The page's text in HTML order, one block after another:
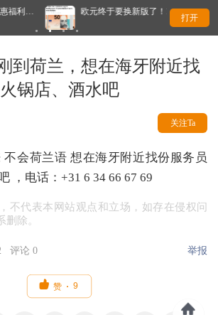
元终于要换新版了！10套新设计公布，你最喜欢哪一款？
打开
到荷兰，想在海牙附近找
锅店、酒水吧
关注Ta
会荷兰语 想在海牙附近找份服务员
，电话：+31 6 34 66 67 69
不代表本网站观点和立场，如存在侵权问
删除。
评论 0 举报
 赞 9